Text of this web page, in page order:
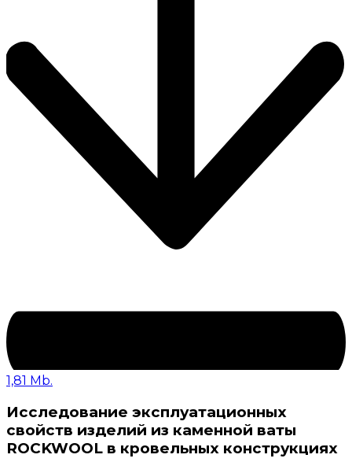
1,81 Mb.
Исследование эксплуатационных
свойств изделий из каменной ваты
ROCKWOOL в кровельных конструкциях